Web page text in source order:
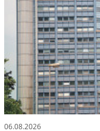
06.08.2026